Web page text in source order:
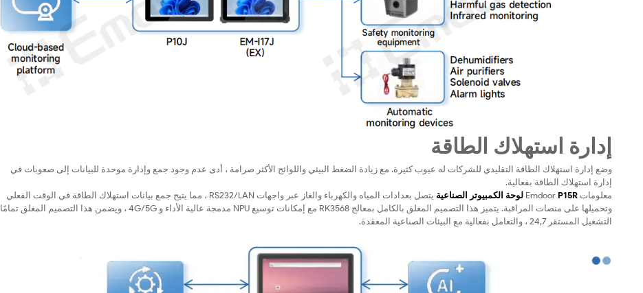
إدارة استهلاك الطاقة
وضع إدارة استهلاك الطاقة التقليدي للشركات له عيوب كثيرة. مع زيادة الضغط البيئي واللوائح الأكثر صرامة ، أدى عدم وجود جمع وإدارة موحدة للبيانات إلى صعوبات في
إدارة استهلاك الطاقة بفعالية.
معلومات Emdoor P15R لوحة الكمبيوتر الصناعية
يتصل بعدادات المياه والكهرباء والغاز عبر واجهات RS232/LAN ، مما يتيح جمع بيانات استهلاك الطاقة في الوقت الفعلي
وتحميلها على منصات المراقبة. يتميز هذا التصميم المغلق بالكامل بمعالج RK3568 مع إمكانات توسيع NPU مدمجة عالية الأداء و 4G/5G ، ويضمن هذا التصميم المغلق تمامًا
التشغيل المستقر 24,7 ، والتعامل بفعالية مع البيئات الصناعية المعقدة.